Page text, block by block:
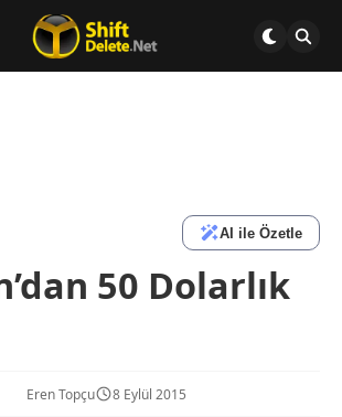
AI ile Özetle
50 Dolarlık
Eren Topçu 8 Eylül 2015